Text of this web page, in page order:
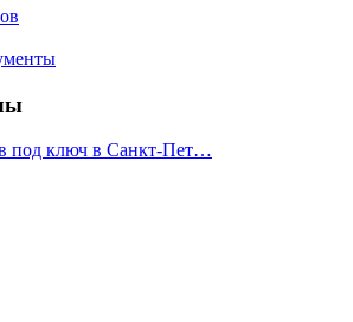
под ключ в Санкт-Пет…